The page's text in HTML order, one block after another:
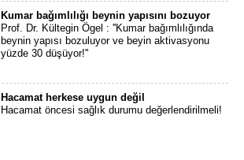
Kumar bağımlılığı beynin yapısını bozuyor
Prof. Dr. Kültegin Ögel : ''Kumar bağımlılığında
beynin yapısı bozuluyor ve beyin aktivasyonu
yüzde 30 düşüyor!''
Hacamat herkese uygun değil
Hacamat öncesi sağlık durumu değerlendirilmeli!